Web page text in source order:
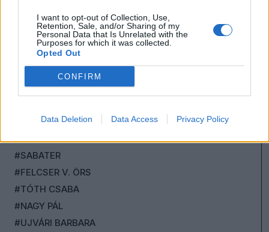
I want to opt-out of Collection, Use,
Retention, Sale, and/or Sharing of my
Personal Data that Is Unrelated with the
Purposes for which it was collected.
Opted Out
CONFIRM
Data Deletion Data Access Privacy Policy
#SOPOTNIK ZOLTÁN
#ANDRÉ FERENC
#PUROSZ LEONIDASZ
#RÓTH ELZA
#PORTÖRŐ PÉTER
#RÁTOSI MILÁN
#FONAY TAMÁS
#SABATER
#FELCSER V. ÖRS
#TÓTH CSABA
#NAGY PÁL
#UJVÁRI BARBARA